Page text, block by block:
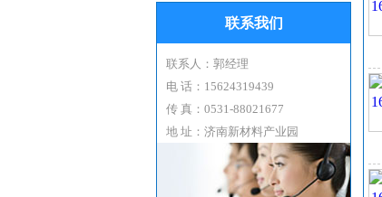
联系我们
联系人：郭经理
电 话：15624319439
传 真：0531-88021677
地 址：济南新材料产业园